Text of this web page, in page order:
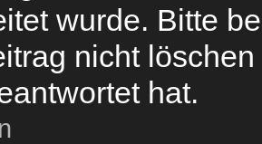
wurde. Bitte
nicht
hat.